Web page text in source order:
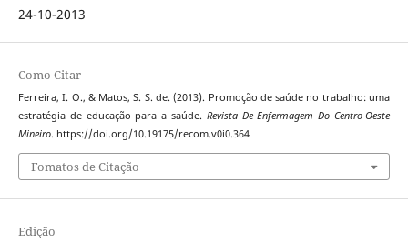
24-10-2013
Como Citar
Ferreira, I. O., & Matos, S. S. de. (2013). Promoção de saúde no trabalho: uma
estratégia de educação para a saúde. Revista De Enfermagem Do Centro-Oeste
Mineiro. https://doi.org/10.19175/recom.v0i0.364
Fomatos de Citação
Edição